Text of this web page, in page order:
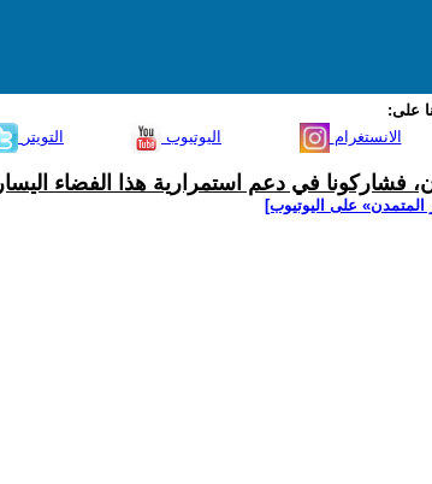
على:
التويتر اليوتيوب الانستغرام
فشاركونا في دعم استمرارية هذا الفضاء
على اليوتيوب]